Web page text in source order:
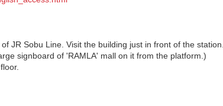
JR Sobu Line. Visit the building just in front of the station.
signboard of 'RAMLA' mall on it from the platform.)